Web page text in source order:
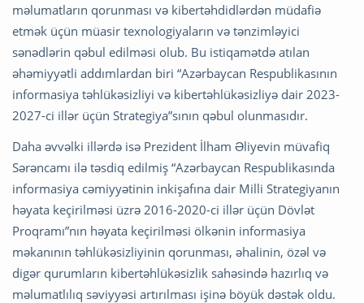
məlumatların qorunması və kibertəhdidlərdən müdafiə
etmək üçün müasir texnologiyaların və tənzimləyici
sənədlərin qəbul edilməsi olub. Bu istiqamətdə atılan
əhəmiyyətli addımlardan biri “Azərbaycan Respublikasının
informasiya təhlükəsizliyi və kibertəhlükəsizliyə dair 2023-
2027-ci illər üçün Strategiya”sının qəbul olunmasıdır.
Daha əvvəlki illərdə isə Prezident İlham Əliyevin müvafiq
Sərəncamı ilə təsdiq edilmiş “Azərbaycan Respublikasında
informasiya cəmiyyətinin inkişafına dair Milli Strategiyanın
həyata keçirilməsi üzrə 2016-2020-ci illər üçün Dövlət
Proqramı”nın həyata keçirilməsi ölkənin informasiya
məkanının təhlükəsizliyinin qorunması, əhalinin, özəl və
digər qurumların kibertəhlükəsizlik sahəsində hazırlıq və
məlumatlılıq səviyyəsi artırılması işinə böyük dəstək oldu.